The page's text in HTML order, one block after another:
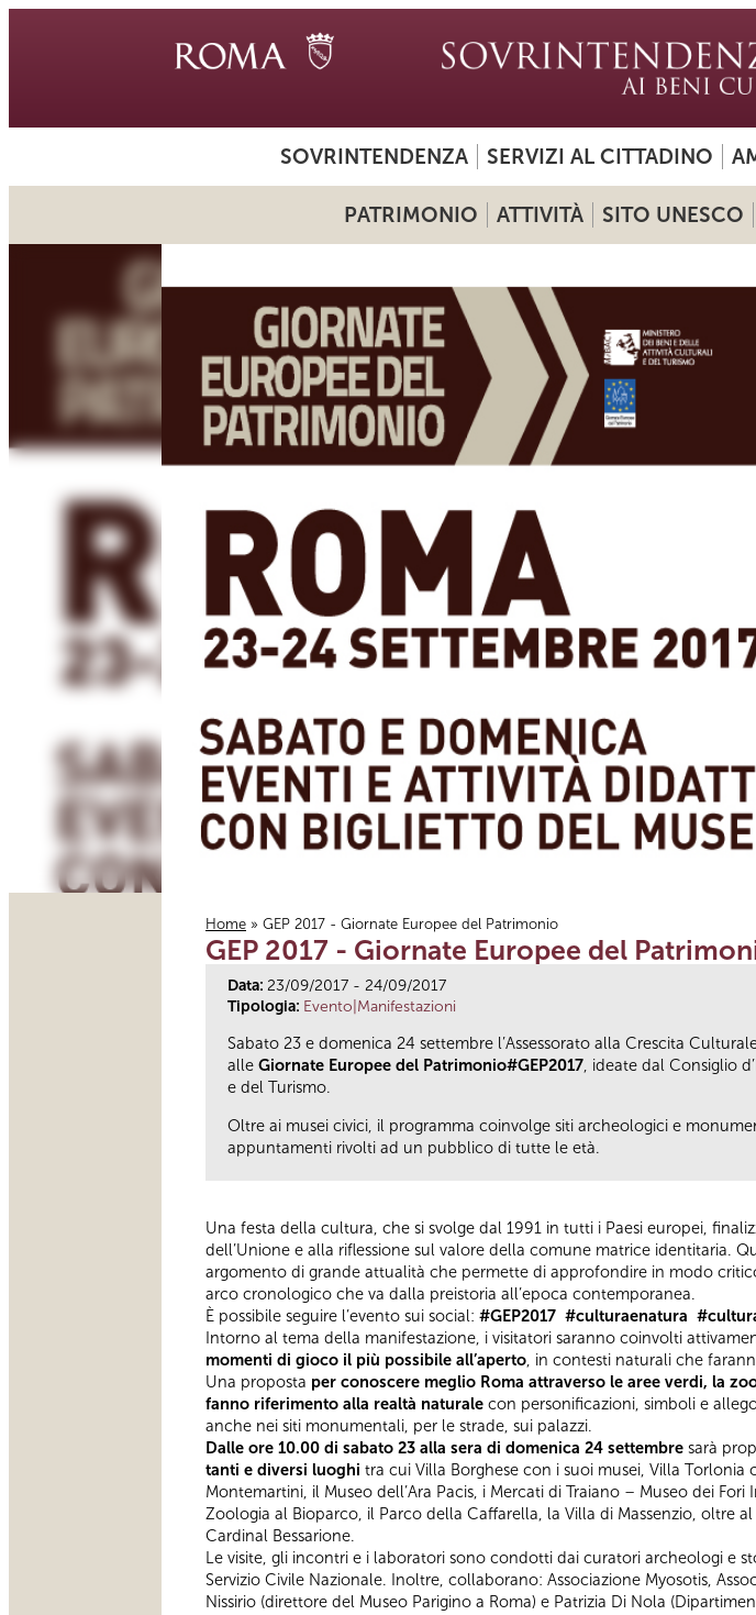
SOVRINTENDENZA SERVIZI AL CITTADINO
PATRIMONIO ATTIVITÀ SITO UNESCO
Tu sei qui
Home » GEP 2017 - Giornate Europee del Patrimonio
GEP 2017 - Giornate Europee del
Data: 23/09/2017 - 24/09/2017
Tipologia: Evento|Manifestazioni
Sabato 23 e domenica 24 settembre l’Assessorato alla Crescita
alle Giornate Europee del Patrimonio#GEP2017, ideate dal Consiglio
e del Turismo.
Oltre ai musei civici, il programma coinvolge siti archeologici e
appuntamenti rivolti ad un pubblico di tutte le età.
Una festa della cultura, che si svolge dal 1991 in tutti i Paesi europei,
dell’Unione e alla riflessione sul valore della comune matrice identitaria.
argomento di grande attualità che permette di approfondire in modo
arco cronologico che va dalla preistoria all’epoca contemporanea.
È possibile seguire l’evento sui social: #GEP2017 #culturaenatura
Intorno al tema della manifestazione, i visitatori saranno coinvolti
momenti di gioco il più possibile all’aperto , in contesti naturali che
Una proposta per conoscere meglio Roma attraverso le aree verdi, la
fanno riferimento alla realtà naturale con personificazioni, simboli e
anche nei siti monumentali, per le strade, sui palazzi.
Dalle ore 10.00 di sabato 23 alla sera di domenica 24 settembre sarà
tanti e diversi luoghi tra cui Villa Borghese con i suoi musei, Villa
Montemartini, il Museo dell’Ara Pacis, i Mercati di Traiano – Museo dei
Zoologia al Bioparco, il Parco della Caffarella, la Villa di Massenzio, oltre
Cardinal Bessarione.
Le visite, gli incontri e i laboratori sono condotti dai curatori archeologi e
Servizio Civile Nazionale. Inoltre, collaborano: Associazione Myosotis,
Nissirio (direttore del Museo Parigino a Roma) e Patrizia Di Nola